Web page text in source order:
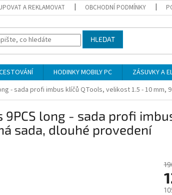
A REKLAMOVAT OBCHODNÍ PODMÍNKY
HLEDAT
HODINKY MOBILY PC
ZÁSUVKY A
- sada profi imbus klíčů QTools, velikost 1.5 - 10 mm,
9PCS long - sada profi
sada, dlouhé provedení